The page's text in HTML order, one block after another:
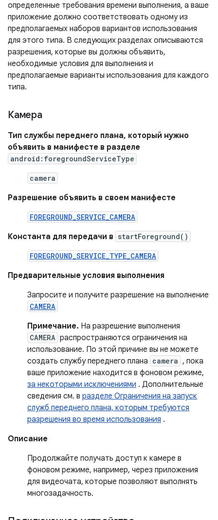
определенные требования времени выполнения, а ваше
приложение должно соответствовать одному из
предполагаемых наборов вариантов использования
для этого типа. В следующих разделах описываются
разрешения, которые вы должны объявить,
необходимые условия для выполнения и
предполагаемые варианты использования для каждого
типа.
Камера
Тип службы переднего плана, который нужно
объявить в манифесте в разделе
android:foregroundServiceType
camera
Разрешение объявить в своем манифесте
FOREGROUND_SERVICE_CAMERA
Константа для передачи в startForeground()
FOREGROUND_SERVICE_TYPE_CAMERA
Предварительные условия выполнения
Запросите и получите разрешение на выполнение
CAMERA
Примечание. На разрешение выполнения
CAMERA распространяются ограничения на
использование. По этой причине вы не можете
создать службу переднего плана camera , пока
ваше приложение находится в фоновом режиме,
за некоторыми исключениями . Дополнительные
сведения см. в разделе Ограничения на запуск
служб переднего плана, которым требуются
разрешения во время использования .
Описание
Продолжайте получать доступ к камере в
фоновом режиме, например, через приложения
для видеочата, которые позволяют выполнять
многозадачность.